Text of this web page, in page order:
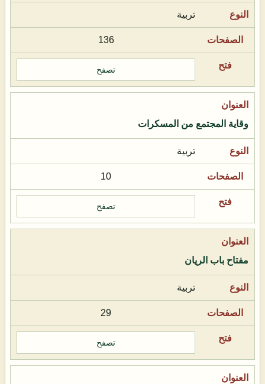
تربية
136
تصفح
وقاية المجتمع من المسكرات
تربية
10
تصفح
مفتاح باب الريان
تربية
29
تصفح